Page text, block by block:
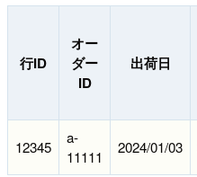
行ID
オー
ダー
ID
出荷日
12345
a-
11111
2024/01/03